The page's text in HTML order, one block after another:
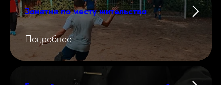
Занятия по месту жительства
Подробнее